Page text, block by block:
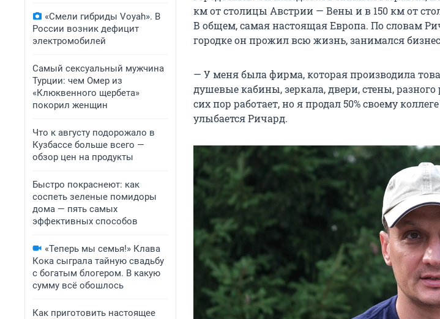
«Смели гибриды Voyah». В
России возник дефицит
электромобилей
Самый сексуальный мужчина
Турции: чем Омер из
«Клюквенного щербета»
покорил женщин
Что к августу подорожало в
Кузбассе больше всего —
обзор цен на продукты
Быстро покраснеют: как
соспеть зеленые помидоры
дома — пять самых
эффективных способов
«Теперь мы семья!» Клава
Кока сыграла тайную свадьбу
с богатым блогером. В какую
сумму всё обошлось
Как приготовить настоящее
км от столицы Австрии — Вены и в 150 км от
В общем, самая настоящая Европа. По словам
городке он прожил всю жизнь, занимался
— У меня была фирма, которая производила
душевые кабины, зеркала, двери, стены,
сих пор работает, но я продал 50% своему
улыбается Ричард.